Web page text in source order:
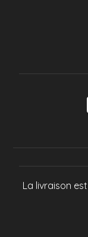
La livraison